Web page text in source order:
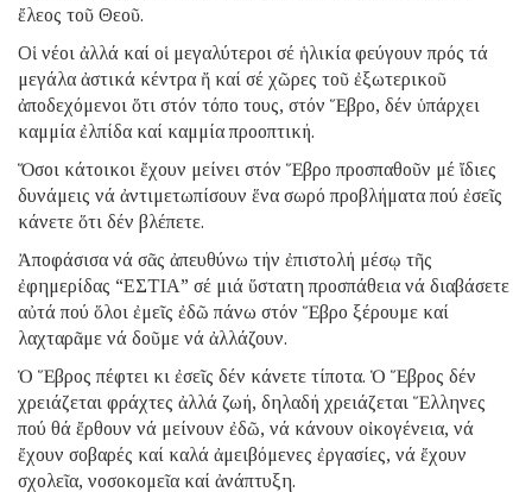
ἔλεος τοῦ Θεοῦ.
Οἱ νέοι ἀλλά καί οἱ μεγαλύτεροι σέ ἡλικία φεύγουν πρός τά
μεγάλα ἀστικά κέντρα ἤ καί σέ χῶρες τοῦ ἐξωτερικοῦ
ἀποδεχόμενοι ὅτι στόν τόπο τους, στόν Ἕβρο, δέν ὑπάρχει
καμμία ἐλπίδα καί καμμία προοπτική.
Ὅσοι κάτοικοι ἔχουν μείνει στόν Ἕβρο προσπαθοῦν μέ ἴδιες
δυνάμεις νά ἀντιμετωπίσουν ἕνα σωρό προβλήματα πού ἐσεῖς
κάνετε ὅτι δέν βλέπετε.
Ἀποφάσισα νά σᾶς ἀπευθύνω τήν ἐπιστολή μέσῳ τῆς
ἐφημερίδας “ΕΣΤΙΑ” σέ μιά ὕστατη προσπάθεια νά διαβάσετε
αὐτά πού ὅλοι ἐμεῖς ἐδῶ πάνω στόν Ἕβρο ξέρουμε καί
λαχταρᾶμε νά δοῦμε νά ἀλλάζουν.
Ὁ Ἕβρος πέφτει κι ἐσεῖς δέν κάνετε τίποτα. Ὁ Ἕβρος δέν
χρειάζεται φράχτες ἀλλά ζωή, δηλαδή χρειάζεται Ἕλληνες
πού θά ἔρθουν νά μείνουν ἐδῶ, νά κάνουν οἰκογένεια, νά
ἔχουν σοβαρές καί καλά ἀμειβόμενες ἐργασίες, νά ἔχουν
σχολεῖα, νοσοκομεῖα καί ἀνάπτυξη.